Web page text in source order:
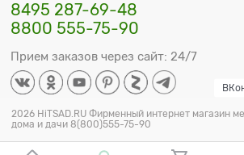
8495 287-69-48
8800 555-75-90
Прием заказов через сайт: 24/7
2026 HiTSAD.RU Фирменный интернет магазин
дома и дачи 8(800)555-75-90